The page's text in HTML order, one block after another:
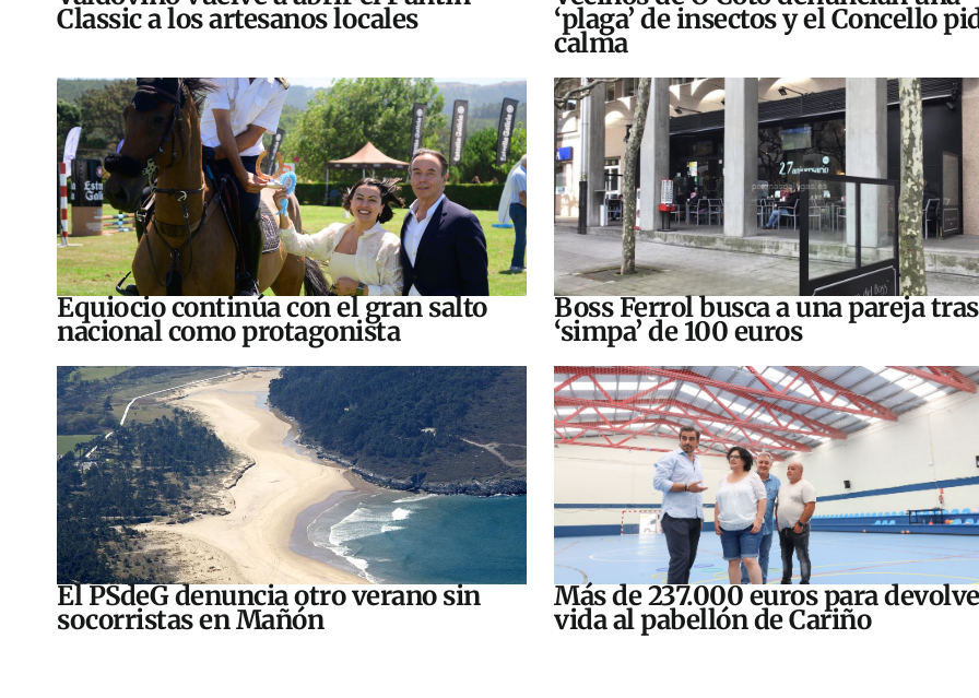
Classic a los artesanos locales ‘plaga’ de insectos y el Concello
calma
Equiocio continúa con el gran salto
nacional como protagonista
Boss Ferrol busca a una pareja
‘simpa’ de 100 euros
El PSdeG denuncia otro verano sin
socorristas en Mañón
Más de 237.000 euros para
vida al pabellón de Cariño